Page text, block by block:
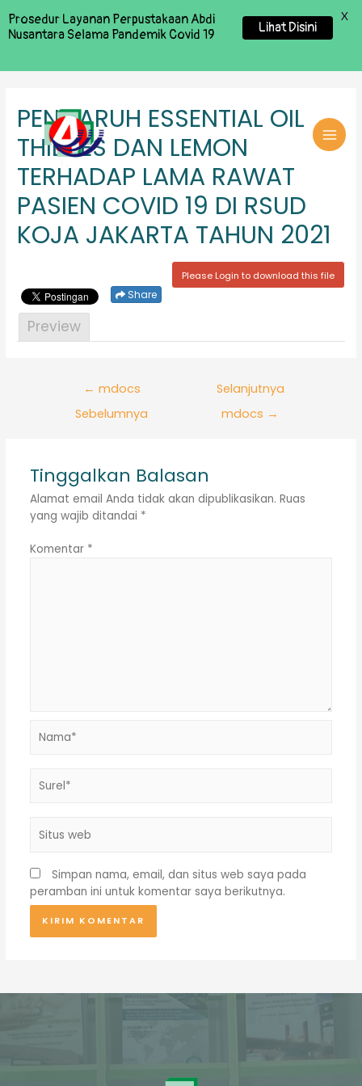
PENGARUH ESSENTIAL OIL
THIEVES DAN LEMON
TERHADAP LAMA RAWAT
PASIEN COVID 19 DI RSUD
KOJA JAKARTA TAHUN 2021
Please Login to download this file
Share
Preview
← mdocs
Sebelumnya
Selanjutnya
mdocs →
Tinggalkan Balasan
Alamat email Anda tidak akan dipublikasikan. Ruas
yang wajib ditandai *
Komentar *
web
Simpan nama, email, dan situs web saya pada
peramban ini untuk komentar saya berikutnya.
Prosedur Layanan Perpustakaan Abdi
Nusantara Selama Pandemik Covid 19
Lihat Disini
X